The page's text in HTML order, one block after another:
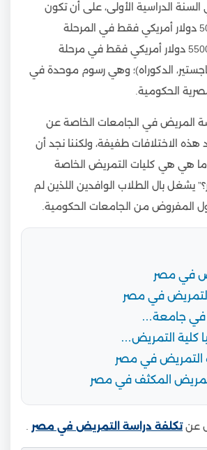
الدراسية الأولى، على أن تكون
الرسوم السنوية 5000 دولار أمريكي فقط في المرحلة
الجامعية الأولى، و5500 دولار أمريكي فقط في مرحلة
الدكوراه)؛ وهي رسوم موحدة في
الحكومية.
المريض في الجامعات الخاصة عن
هذه الاختلافات طفيفة، ولكننا نجد أن
ما هي هي كليات التمريض الخاصة
يشغل بال الطلاب الوافدين اللذين لم
المفروض من الجامعات الحكومية.
في مصر
في مصر
في جامعة…
كلية التمريض…
التمريض في مصر
المكثف في مصر
عنتكلفة دراسة التمريض في مصر